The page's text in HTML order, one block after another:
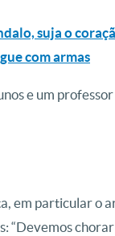
suja o
com armas
e um
em particular o
“Devemos